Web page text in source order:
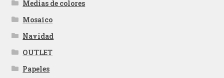
Medias de colores
Mosaico
Navidad
OUTLET
Papeles